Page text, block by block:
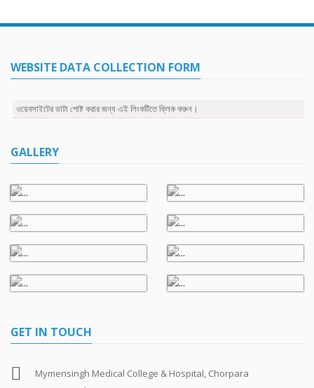
WEBSITE DATA COLLECTION FORM
ওয়েবসাইটের ডাটা পোষ্ট করার জন্য এই লিংকটিতে ক্লিক করুন।
GALLERY
GET IN TOUCH
Mymensingh Medical College & Hospital, Chorpara